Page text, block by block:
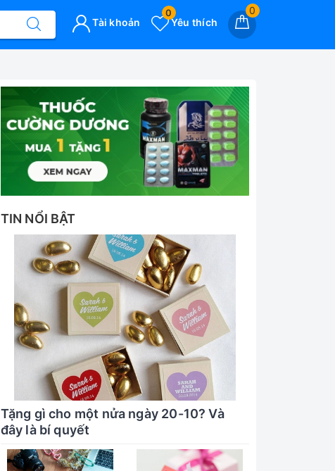
0
Yêu thích
0
Tài khoản
TIN NỔI BẬT
Tặng gì cho một nửa ngày 20-10? Và
đây là bí quyết